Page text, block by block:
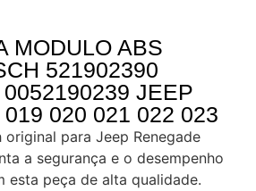
MODULO ABS
521902390
JEEP
020 021 022 023
original para Jeep Renegade
a segurança e o desempenho
esta peça de alta qualidade.